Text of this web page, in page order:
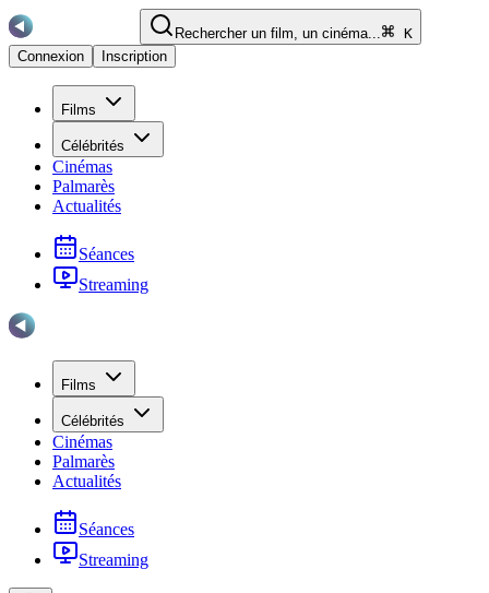
Rechercher un film, un cinéma...
K
Connexion
Inscription
Films
Célébrités
Cinémas
Palmarès
Actualités
Séances
Streaming
Films
Célébrités
Cinémas
Palmarès
Actualités
Séances
Streaming